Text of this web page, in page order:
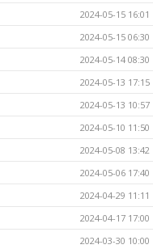
2024-05-15 16:01
2024-05-15 06:30
2024-05-14 08:30
2024-05-13 17:15
2024-05-13 10:57
2024-05-10 11:50
2024-05-08 13:42
2024-05-06 17:40
2024-04-29 11:11
2024-04-17 17:00
2024-03-30 10:00